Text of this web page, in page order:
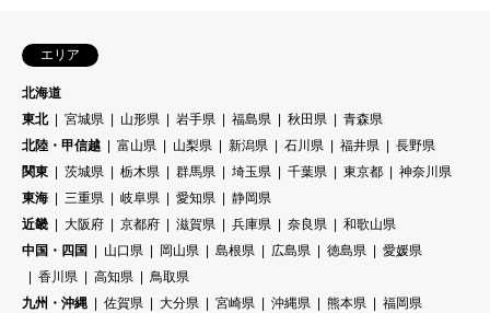
エリア
北海道
東北
宮城県 山形県 岩手県 福島県 秋田県
青森県
北陸・甲信越
富山県 山梨県 新潟県 石川県 福井県
長野県
関東
茨城県 栃木県 群馬県 埼玉県 千葉県 東京都
神奈川県
東海
三重県 岐阜県 愛知県
静岡県
近畿
大阪府 京都府 滋賀県 兵庫県 奈良県
和歌山県
中国・四国
山口県 岡山県 島根県 広島県 徳島県
愛媛県
香川県
高知県
鳥取県
九州・沖縄
佐賀県 大分県 宮崎県 沖縄県 熊本県
福岡県